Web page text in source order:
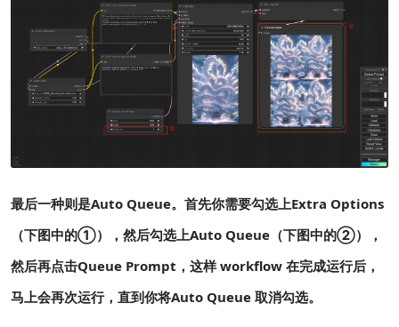
最后一种则是Auto Queue。首先你需要勾选上Extra Options
（下图中的①），然后勾选上Auto Queue（下图中的②），
然后再点击Queue Prompt，这样 workflow 在完成运行后，
马上会再次运行，直到你将Auto Queue 取消勾选。